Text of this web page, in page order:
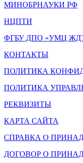
МИНОБРНАУКИ РФ
НЦПТИ
ФГБУ ДПО «УМЦ
КОНТАКТЫ
ПОЛИТИКА
ПОЛИТИКА
РЕКВИЗИТЫ
КАРТА САЙТА
СПРАВКА О
ДОГОВОР О